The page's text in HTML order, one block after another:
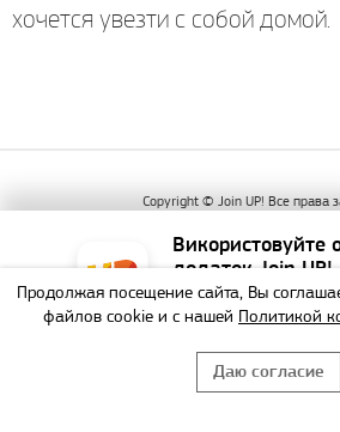
хочется увезти с собой домой.
Copyright © Join UP! Все права
Продолжая посещение сайта, Вы
файлов cookie и с нашей Политикой
Даю согласие
Використовуйте
додаток Join UP!
Найзручніший спосіб
забронювати тур!
НЕ БУДУ